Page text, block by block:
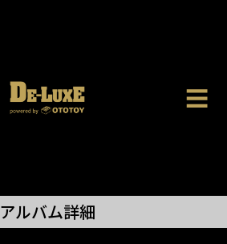
アルバム詳細